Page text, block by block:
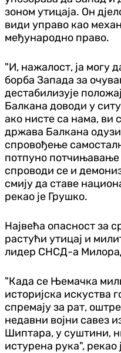
зоном утицаја. Он
види управо као
међународно право.
"И, нажалост, ја могу
борба Запада за
дестабилизује
Балкана доводи у
ако нисте са нама, ви
држава Балкана
спровођење
потпуно потчињавање
спроводи се и
смију да ставе
рекао је Грушко.
Највећа опасност за
растући утицај и
лидер СНСД-а
"Када се Њемачка
историјска искуства
спремају за рат,
недавни војни савез
Шиптара, у суштини,
истурена рука", рекао